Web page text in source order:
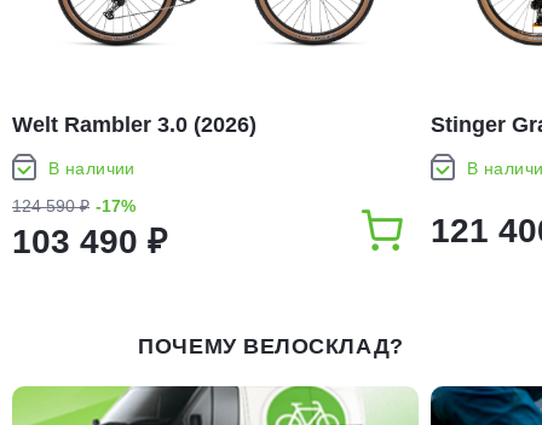
Welt Rambler 3.0 (2026)
В наличии
124 590 ₽ -17%
103 490 ₽
Stinger
В
121
ПОЧЕМУ ВЕЛОСКЛАД?